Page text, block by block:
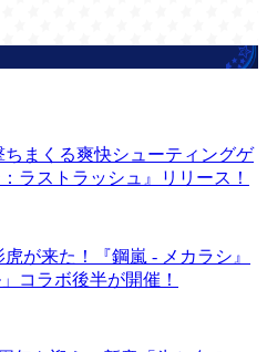
ちまくる爽快シューティングゲ
ラストラッシュ』リリース！
が来た！『鋼嵐 - メカラシ』
コラボ後半が開催！